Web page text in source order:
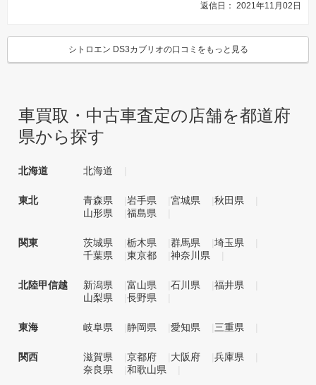
返信日： 2021年11月02日
シトロエン DS3カブリオの口コミをもっと見る
車買取・中古車査定の店舗を都道府
県から探す
北海道 北海道
東北 青森県 岩手県 宮城県
秋田県
山形県
福島県
関東 茨城県 栃木県 群馬県
埼玉県
千葉県
東京都 神奈川県
北陸甲信越 新潟県 富山県 石川県
福井県
山梨県
長野県
東海 岐阜県 静岡県 愛知県 三重県
関西 滋賀県 京都府 大阪府
兵庫県
奈良県
和歌山県